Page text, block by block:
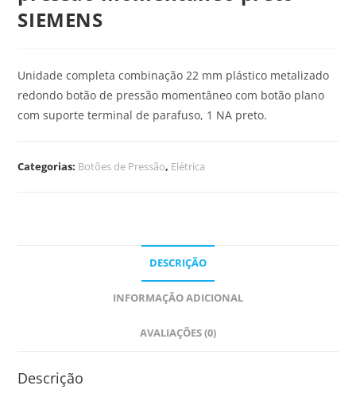
SIEMENS
Unidade completa combinação 22 mm plástico metalizado
redondo botão de pressão momentâneo com botão plano
com suporte terminal de parafuso, 1 NA preto.
Categorias: Botões de Pressão, Elétrica
DESCRIÇÃO
INFORMAÇÃO ADICIONAL
AVALIAÇÕES (0)
Descrição